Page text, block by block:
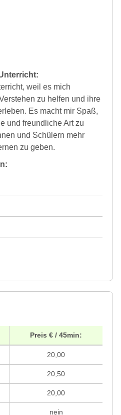
weil es mich
zu helfen und ihre
Es macht mir Spaß,
und freundliche Art zu
und Schülern mehr
zu geben.
Preis € / 45min:
20,00
20,50
20,00
nein